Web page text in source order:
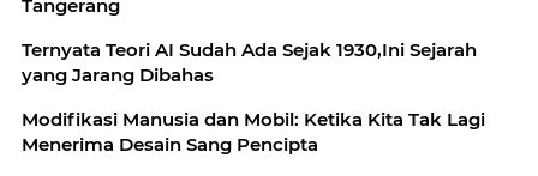
Tangerang
Ternyata Teori AI Sudah Ada Sejak 1930,Ini Sejarah
yang Jarang Dibahas
Modifikasi Manusia dan Mobil: Ketika Kita Tak Lagi
Menerima Desain Sang Pencipta